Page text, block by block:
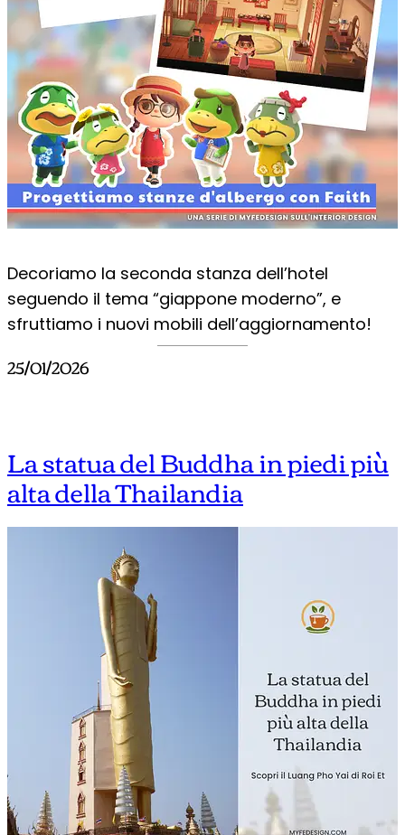
Decoriamo la seconda stanza dell’hotel
seguendo il tema “giappone moderno”, e
sfruttiamo i nuovi mobili dell’aggiornamento!
25/01/2026
La statua del Buddha in piedi più
alta della Thailandia